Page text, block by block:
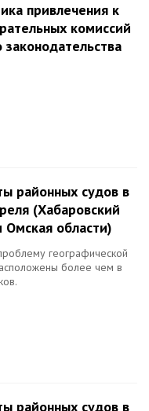
привлечения к
комиссий
районных судов в
(Хабаровский
Омская области)
географической
более чем в
районных судов в